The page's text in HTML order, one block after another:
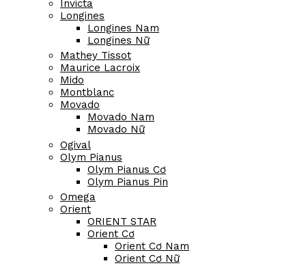
Edox
Fossil
Fossil Cơ
Fossil Pin
Fossil Pin Nam
Fossil Pin Nữ
Frederique Constant
Frederique Constant Nam
Frederique Constant Nữ
Hamilton
Invicta
Longines
Longines Nam
Longines Nữ
Mathey Tissot
Maurice Lacroix
Mido
Montblanc
Movado
Movado Nam
Movado Nữ